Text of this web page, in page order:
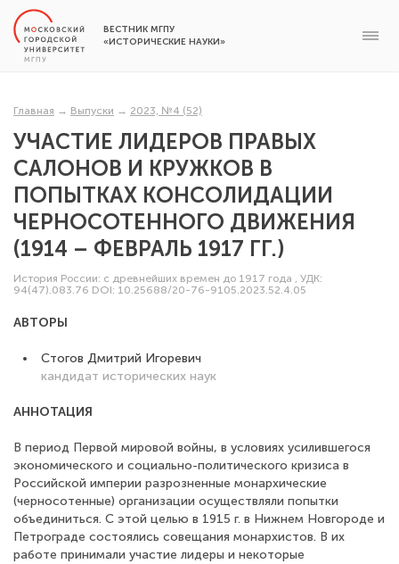
ВЕСТНИК МГПУ
«ИСТОРИЧЕСКИЕ НАУКИ»
Главная → Выпуски → 2023, №4 (52)
УЧАСТИЕ ЛИДЕРОВ ПРАВЫХ
САЛОНОВ И КРУЖКОВ В
ПОПЫТКАХ КОНСОЛИДАЦИИ
ЧЕРНОСОТЕННОГО ДВИЖЕНИЯ
(1914 – ФЕВРАЛЬ 1917 ГГ.)
История России: с древнейших времен до 1917 года , УДК:
94(47).083.76 DOI: 10.25688/20-76-9105.2023.52.4.05
АВТОРЫ
Стогов Дмитрий Игоревич
кандидат исторических наук
АННОТАЦИЯ
В период Первой мировой войны, в условиях усилившегося
экономического и социально-политического кризиса в
Российской империи разрозненные монархические
(черносотенные) организации осуществляли попытки
объединиться. С этой целью в 1915 г. в Нижнем Новгороде и
Петрограде состоялись совещания монархистов. В их
работе принимали участие лидеры и некоторые